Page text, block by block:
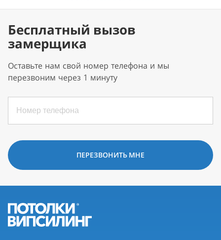
Бесплатный вызов
замерщика
Оставьте нам свой номер телефона и мы
перезвоним через 1 минуту
ПЕРЕЗВОНИТЬ МНЕ